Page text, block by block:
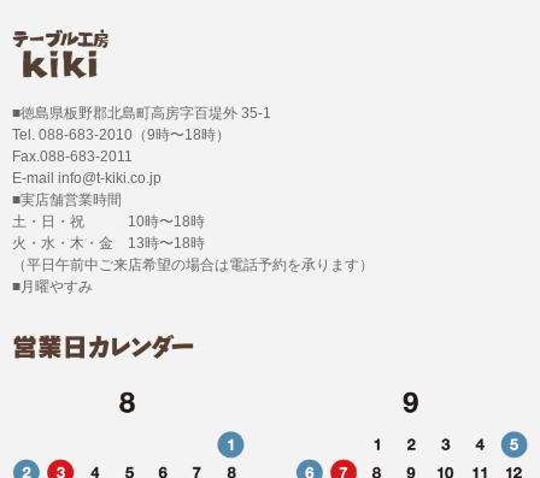
■徳島県板野郡北島町高房字百堤外 35-1
Tel. 088-683-2010（9時〜18時）
Fax.088-683-2011
E-mail info@t-kiki.co.jp
■実店舗営業時間
土・日・祝 10時〜18時
火・水・木・金 13時〜18時
（平日午前中ご来店希望の場合は電話予約を承ります）
■月曜やすみ